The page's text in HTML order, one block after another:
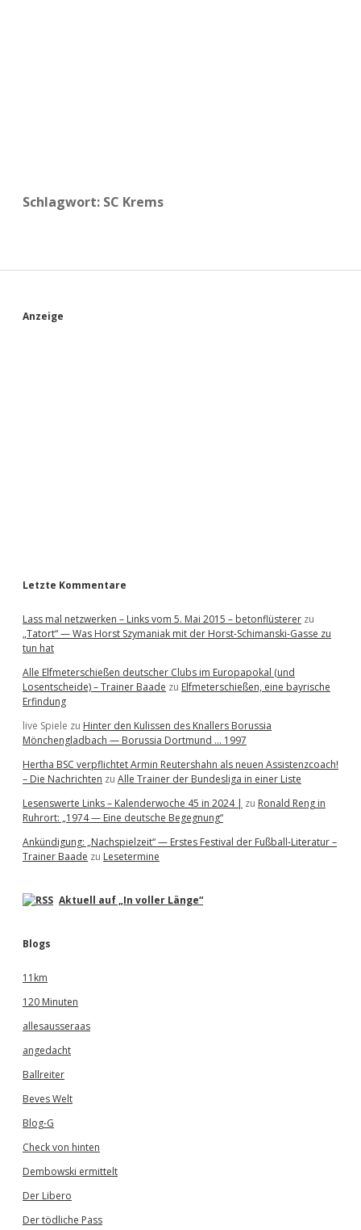
Schlagwort: SC Krems
S
Anzeige
Letzte Kommentare
Lass mal netzwerken – Links vom 5. Mai 2015 – betonflüsterer zu
„Tatort“ — Was Horst Szymaniak mit der Horst-Schimanski-Gasse zu
tun hat
Alle Elfmeterschießen deutscher Clubs im Europapokal (und
Losentscheide) – Trainer Baade zu Elfmeterschießen, eine bayrische
Erfindung
live Spiele zu Hinter den Kulissen des Knallers Borussia
Mönchengladbach — Borussia Dortmund … 1997
Hertha BSC verpflichtet Armin Reutershahn als neuen Assistenzcoach!
– Die Nachrichten zu Alle Trainer der Bundesliga in einer Liste
Lesenswerte Links – Kalenderwoche 45 in 2024 | zu Ronald Reng in
Ruhrort: „1974 — Eine deutsche Begegnung“
Ankündigung: „Nachspielzeit“ — Erstes Festival der Fußball-Literatur –
Trainer Baade zu Lesetermine
Aktuell auf „In voller Länge“
Blogs
11km
120 Minuten
allesausseraas
angedacht
Ballreiter
Beves Welt
Blog-G
Check von hinten
Dembowski ermittelt
Der Libero
Der tödliche Pass